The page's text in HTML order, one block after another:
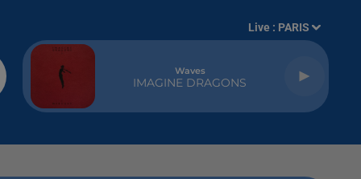
Live : PARIS
Waves
IMAGINE DRAGONS